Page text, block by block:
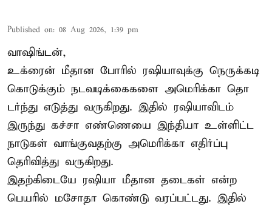
Published on: 08 Aug 2026, 1:39 pm
வாஷிங்டன்,
உக்ரைன் மீதான போரில் ரஷியாவுக்கு நெருக்கடி
கொடுக்கும் நடவடிக்கைகளை அமெரிக்கா தொ
டர்ந்து எடுத்து வருகிறது. இதில் ரஷியாவிடம்
இருந்து கச்சா எண்ணெயை இந்தியா உள்ளிட்ட
நாடுகள் வாங்குவதற்கு அமெரிக்கா எதிர்ப்பு
தெரிவித்து வருகிறது.
இதற்கிடையே ரஷியா மீதான தடைகள் என்ற
பெயரில் மசோதா கொண்டு வரப்பட்டது. இதில்